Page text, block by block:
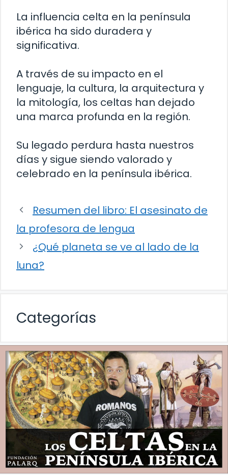
La influencia celta en la península
ibérica ha sido duradera y
significativa.
A través de su impacto en el
lenguaje, la cultura, la arquitectura y
la mitología, los celtas han dejado
una marca profunda en la región.
Su legado perdura hasta nuestros
días y sigue siendo valorado y
celebrado en la península ibérica.
Resumen del libro: El asesinato de
la profesora de lengua
¿Qué planeta se ve al lado de la
luna?
Categorías